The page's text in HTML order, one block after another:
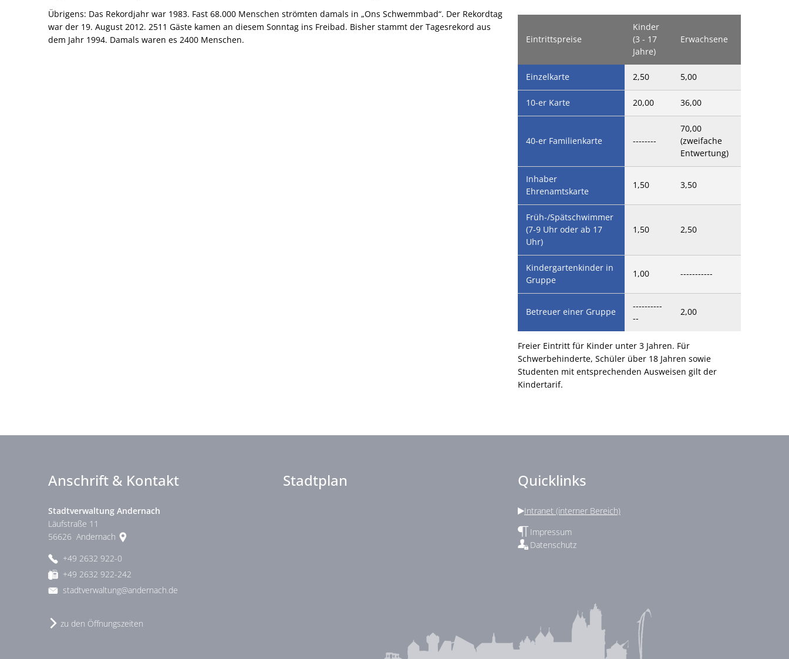
Übrigens: Das Rekordjahr war 1983. Fast 68.000 Menschen strömten damals in „Ons Schwemmbad“. Der Rekordtag
war der 19. August 2012. 2511 Gäste kamen an diesem Sonntag ins Freibad. Bisher stammt der Tagesrekord aus
dem Jahr 1994. Damals waren es 2400 Menschen.
Eintrittspreise
Kinder
(3 - 17
Jahre)
Erwachsene
Einzelkarte 2,50 5,00
10-er Karte 20,00 36,00
40-er Familienkarte --------
70,00
(zweifache
Entwertung)
Inhaber
Ehrenamtskarte
1,50 3,50
Früh-/Spätschwimmer
(7-9 Uhr oder ab 17
Uhr)
1,50 2,50
Kindergartenkinder in
Gruppe
1,00 -----------
Betreuer einer Gruppe
----------
--
2,00
Freier Eintritt für Kinder unter 3 Jahren. Für
Schwerbehinderte, Schüler über 18 Jahren sowie
Studenten mit entsprechenden Ausweisen gilt der
Kindertarif.
Anschrift & Kontakt
Stadtverwaltung Andernach
Läufstraße 11
56626 Andernach
+49 2632 922-0
+49 2632 922-242
stadtverwaltung@andernach.de
zu den Öffnungszeiten
Stadtplan Quicklinks
Intranet (interner Bereich)
Impressum
Datenschutz